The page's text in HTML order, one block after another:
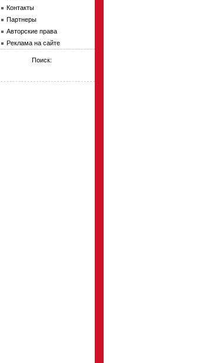
Контакты
Партнеры
Авторские права
Реклама на сайте
Поиск: